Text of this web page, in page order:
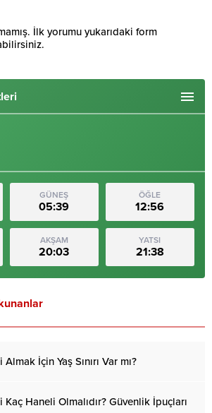
İlk yorumu yukarıdaki form
GÜNEŞ
05:39
ÖĞLE
12:56
AKŞAM
20:03
YATSI
21:38
İçin Yaş Sınırı Var mı?
Haneli Olmalıdır? Güvenlik İpuçları